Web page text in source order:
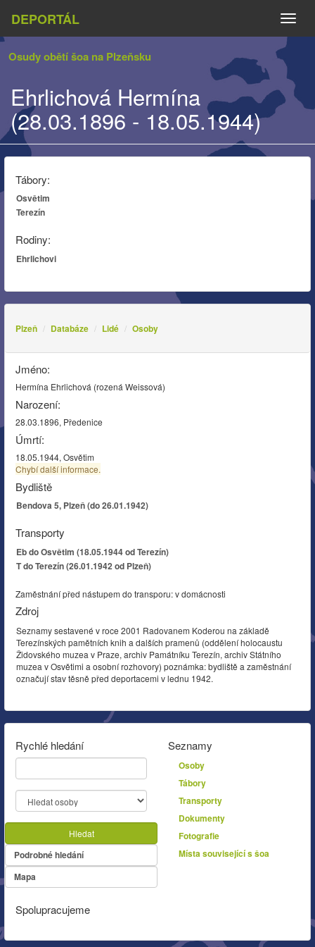
DEPORTÁL
Osudy obětí šoa na Plzeňsku
Ehrlichová Hermína
(28.03.1896 - 18.05.1944)
Tábory:
Osvětim
Terezín
Rodiny:
Ehrlichovi
Plzeň Databáze Lidé Osoby
Jméno:
Hermína Ehrlichová (rozená Weissová)
Narození:
28.03.1896, Předenice
Úmrtí:
18.05.1944, Osvětim
Chybí další informace.
Bydliště
Bendova 5, Plzeň (do 26.01.1942)
Transporty
Eb do Osvětim (18.05.1944 od Terezín)
T do Terezín (26.01.1942 od Plzeň)
Zaměstnání před nástupem do transporu: v domácnosti
Zdroj
Seznamy sestavené v roce 2001 Radovanem Koderou na základě
Terezínských pamětních knih a dalších pramenů (oddělení holocaustu
Židovského muzea v Praze, archiv Památníku Terezín, archiv Státního
muzea v Osvětimi a osobní rozhovory) poznámka: bydliště a zaměstnání
označují stav těsně před deportacemi v lednu 1942.
Rychlé hledání
Hledat
Podrobné hledání
Mapa
Seznamy
Osoby
Tábory
Transporty
Dokumenty
Fotografie
Místa související s šoa
Spolupracujeme